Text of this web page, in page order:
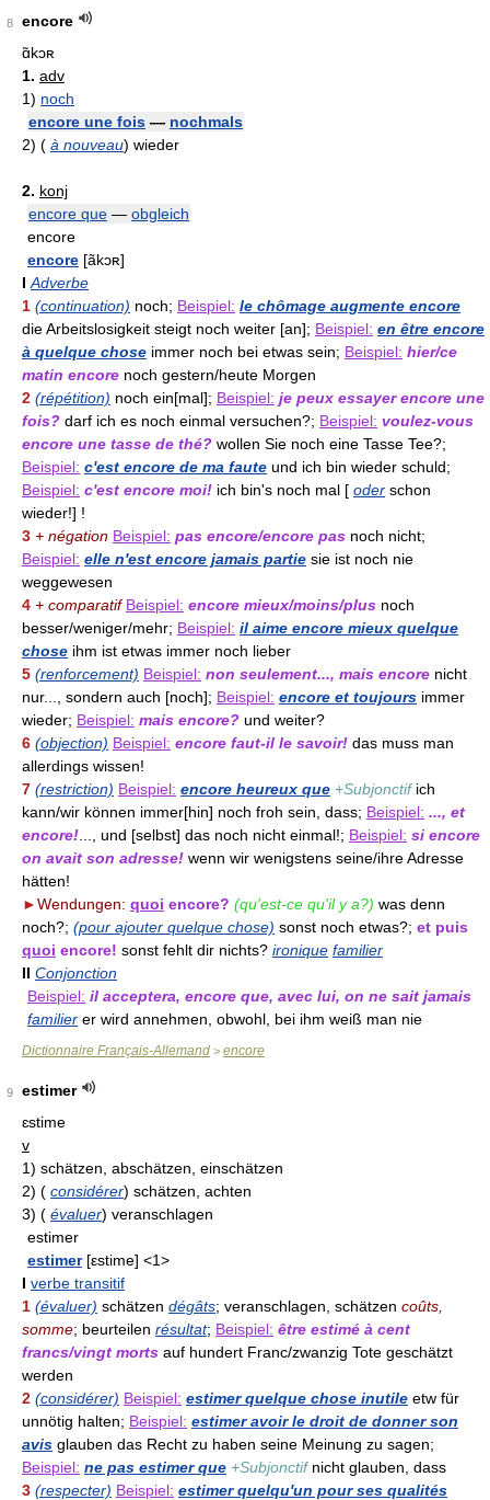
8
encore
ɑ̃kɔʀ
1. adv
1) noch
encore une fois — nochmals
2) ( à nouveau) wieder
2. konj
encore que — obgleich
encore
encore [ãkɔʀ]
I Adverbe
1 (continuation) noch; Beispiel: le chômage augmente encore
die Arbeitslosigkeit steigt noch weiter [an]; Beispiel: en être encore
à quelque chose immer noch bei etwas sein; Beispiel: hier/ce
matin encore noch gestern/heute Morgen
2 (répétition) noch ein[mal]; Beispiel: je peux essayer encore une
fois? darf ich es noch einmal versuchen?; Beispiel: voulez-vous
encore une tasse de thé? wollen Sie noch eine Tasse Tee?;
Beispiel: c'est encore de ma faute und ich bin wieder schuld;
Beispiel: c'est encore moi! ich bin's noch mal [ oder schon
wieder!] !
3 + négation Beispiel: pas encore/encore pas noch nicht;
Beispiel: elle n'est encore jamais partie sie ist noch nie
weggewesen
4 + comparatif Beispiel: encore mieux/moins/plus noch
besser/weniger/mehr; Beispiel: il aime encore mieux quelque
chose ihm ist etwas immer noch lieber
5 (renforcement) Beispiel: non seulement..., mais encore nicht
nur..., sondern auch [noch]; Beispiel: encore et toujours immer
wieder; Beispiel: mais encore? und weiter?
6 (objection) Beispiel: encore faut-il le savoir! das muss man
allerdings wissen!
7 (restriction) Beispiel: encore heureux que +Subjonctif ich
kann/wir können immer[hin] noch froh sein, dass; Beispiel: ..., et
encore! ..., und [selbst] das noch nicht einmal!; Beispiel: si encore
on avait son adresse! wenn wir wenigstens seine/ihre Adresse
hätten!
►Wendungen: quoi encore? (qu'est-ce qu'il y a?) was denn
noch?; (pour ajouter quelque chose) sonst noch etwas?; et puis
quoi encore! sonst fehlt dir nichts? ironique familier
II Conjonction
Beispiel: il acceptera, encore que, avec lui, on ne sait jamais
familier er wird annehmen, obwohl, bei ihm weiß man nie
Dictionnaire Français-Allemand > encore
9
estimer
ɛstime
v
1) schätzen, abschätzen, einschätzen
2) ( considérer) schätzen, achten
3) ( évaluer) veranschlagen
estimer
estimer[εstime] <1>
I verbe transitif
1 (évaluer) schätzen dégâts; veranschlagen, schätzen coûts,
somme; beurteilen résultat; Beispiel: être estimé à cent
francs/vingt morts auf hundert Franc/zwanzig Tote geschätzt
werden
2 (considérer) Beispiel: estimer quelque chose inutile etw für
unnötig halten; Beispiel: estimer avoir le droit de donner son
avis glauben das Recht zu haben seine Meinung zu sagen;
Beispiel: ne pas estimer que +Subjonctif nicht glauben, dass
3 (respecter) Beispiel: estimer quelqu'un pour ses qualités